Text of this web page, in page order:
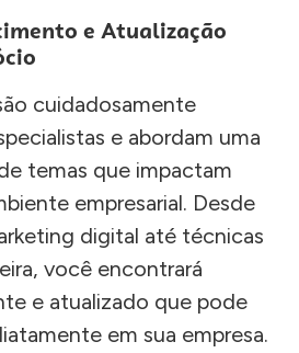
e Atualização
cuidadosamente
e abordam uma
temas que impactam
empresarial. Desde
digital até técnicas
você encontrará
e atualizado que pode
em sua empresa.